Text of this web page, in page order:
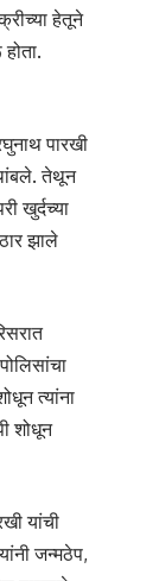
हेतूने
पारखी
तेथून
खुर्दच्या
झाले
त्यांना
शोधून
यांची
जन्मठेप,